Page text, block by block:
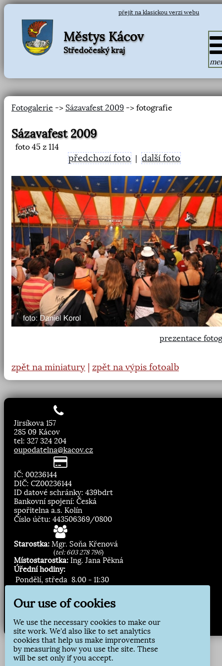
přejít na klasickou verzi webu
Městys Kácov
Středočeský kraj
Fotogalerie -> Sázavafest 2009 -> fotografie
Sázavafest 2009
foto 45 z 114
předchozí foto |další foto
prezentace
zpět na miniatury zpět na výpis fotoalb
Jirsíkova 157
285 09 Kácov
tel: 327 324 204
oupodatelna@kacov.cz
IČ: 00236144
DIČ: CZ00236144
ID datové schránky: 439bdrt
Bankovní spojení: Česká
spořitelna a.s. Kolín
Číslo účtu: 443506369/0800
Starostka: Mgr. Soňa Křenová
(tel: 603 278 796)
Místostarostka: Ing. Jana Pěkná
Úřední hodiny:
Pondělí, středa 8.00 - 11:30
Přihlásit odběr
Our use of cookies
We use the necessary cookies to make our
site work. We'd also like to set analytics
cookies that help us make improvements
by measuring how you use the site. These
will be set only if you accept.